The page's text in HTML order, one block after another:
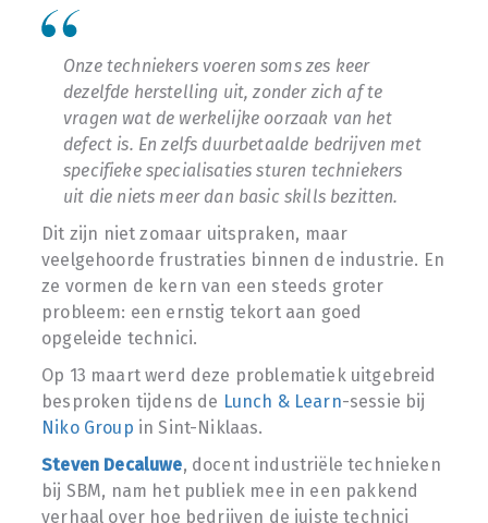
Onze techniekers voeren soms zes keer
dezelfde herstelling uit, zonder zich af te
vragen wat de werkelijke oorzaak van het
defect is. En zelfs duurbetaalde bedrijven met
specifieke specialisaties sturen techniekers
uit die niets meer dan basic skills bezitten.
Dit zijn niet zomaar uitspraken, maar
veelgehoorde frustraties binnen de industrie. En
ze vormen de kern van een steeds groter
probleem: een ernstig tekort aan goed
opgeleide technici.
Op 13 maart werd deze problematiek uitgebreid
besproken tijdens de Lunch & Learn-sessie bij
Niko Group in Sint-Niklaas.
Steven Decaluwe, docent industriële technieken
bij SBM, nam het publiek mee in een pakkend
verhaal over hoe bedrijven de juiste technici